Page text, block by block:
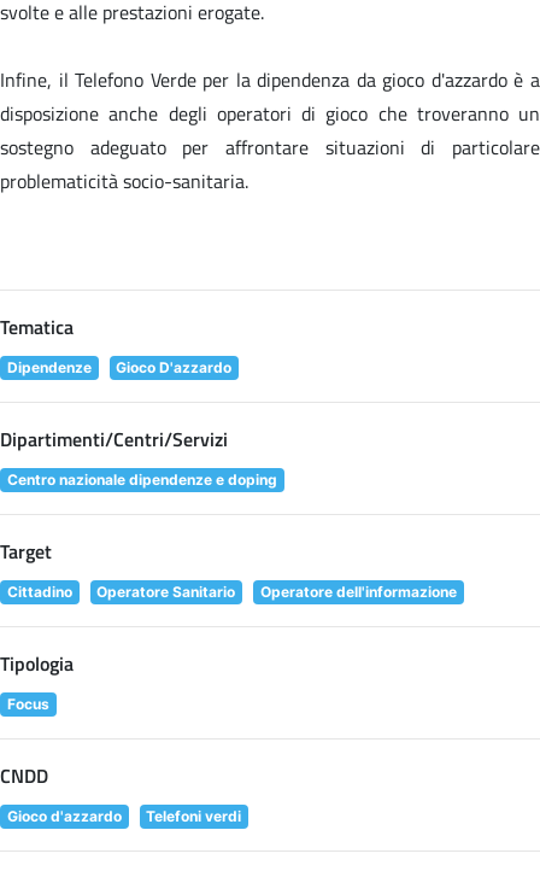
svolte e alle prestazioni erogate.
Infine, il Telefono Verde per la dipendenza da gioco d'azzardo è a
disposizione anche degli operatori di gioco che troveranno un
sostegno adeguato per affrontare situazioni di particolare
problematicità socio-sanitaria.
Tematica
Dipendenze Gioco D'azzardo
Dipartimenti/Centri/Servizi
Centro nazionale dipendenze e doping
Target
Cittadino Operatore Sanitario Operatore dell'informazione
Tipologia
Focus
CNDD
Gioco d'azzardo Telefoni verdi